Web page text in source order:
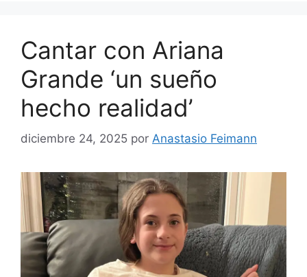
Cantar con Ariana
Grande ‘un sueño
hecho realidad’
diciembre 24, 2025 por Anastasio Feimann